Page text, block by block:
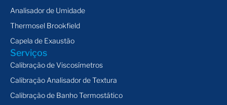
Analisador de Umidade
Thermosel Brookfield
Capela de Exaustão
Serviços
Calibração de Viscosímetros
Calibração Analisador de Textura
Calibração de Banho Termostático